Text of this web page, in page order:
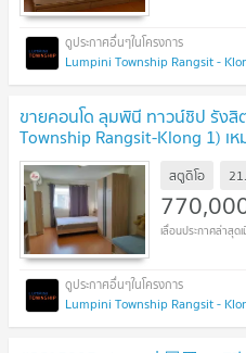
Lumpini Township Rangsit -
ขายคอนโด ลุมพินี ทาวน์ชิป รัง
Township Rangsit-Klong 1) เ
แล้ว
สตูดิโอ
Lumpini Township Rangsit -